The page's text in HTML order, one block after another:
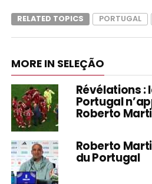
RELATED TOPICS PORTUGAL
MORE IN SELEÇÃO
Révélations :
Portugal
Roberto
Roberto
du Portugal